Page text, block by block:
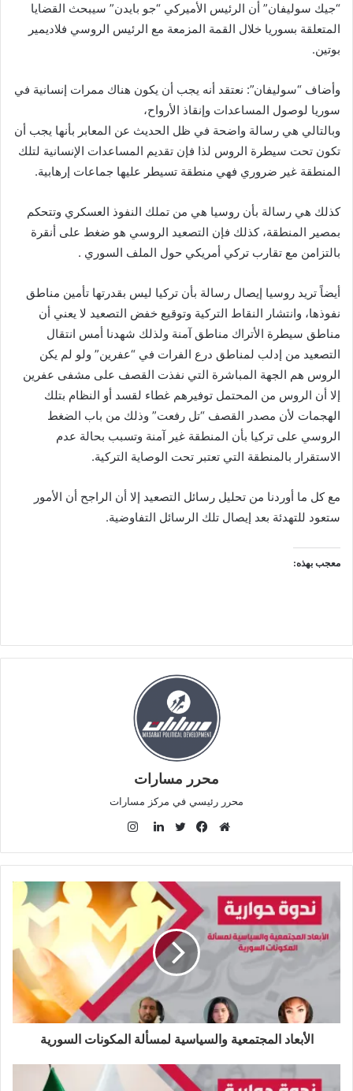
“جيك سوليفان” أن الرئيس الأميركي “جو بايدن” سيبحث القضايا
المتعلقة بسوريا خلال القمة المزمعة مع الرئيس الروسي فلاديمير
بوتين.
وأضاف “سوليفان”: نعتقد أنه يجب أن يكون هناك ممرات إنسانية في
سوريا لوصول المساعدات وإنقاذ الأرواح،
وبالتالي هي رسالة واضحة في ظل الحديث عن المعابر بأنها يجب أن
تكون تحت سيطرة الروس لذا فإن تقديم المساعدات الإنسانية لتلك
المنطقة غير ضروري فهي منطقة تسيطر عليها جماعات إرهابية.
كذلك هي رسالة بأن روسيا هي من تملك النفوذ العسكري وتتحكم
بمصير المنطقة، كذلك فإن التصعيد الروسي هو ضغط على أنقرة
بالتزامن مع تقارب تركي أمريكي حول الملف السوري .
أيضاً تريد روسيا إيصال رسالة بأن تركيا ليس بقدرتها تأمين مناطق
نفوذها، وانتشار النقاط التركية وتوقيع خفض التصعيد لا يعني أن
مناطق سيطرة الأتراك مناطق آمنة ولذلك شهدنا أمس انتقال
التصعيد من إدلب لمناطق درع الفرات في “عفرين” ولو لم يكن
الروس هم الجهة المباشرة التي نفذت القصف على مشفى عفرين
إلا أن الروس من المحتمل توفيرهم غطاء لقسد أو النظام بتلك
الهجمات لأن مصدر القصف “تل رفعت” وذلك من باب الضغط
الروسي على تركيا بأن المنطقة غير آمنة وتسبب بحالة عدم
الاستقرار بالمنطقة التي تعتبر تحت الوصاية التركية.
مع كل ما أوردنا من تحليل رسائل التصعيد إلا أن الراجح أن الأمور
ستعود للتهدئة بعد إيصال تلك الرسائل التفاوضية.
معجب بهذه:
محرر مسارات
محرر رئيسي في مركز مسارات
و
ق
ا
ل
ب
ي
س
ب
و
ك
و
ي
ت
ر
ي
ن
ك
إ
ن
س
ت
ق
ر
ا
م
الأبعاد المجتمعية والسياسية لمسألة المكونات السورية